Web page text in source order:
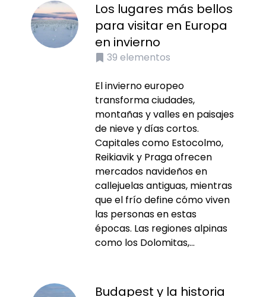
Los lugares más bellos
para visitar en Europa
en invierno
39 elementos
El invierno europeo
transforma ciudades,
montañas y valles en paisajes
de nieve y días cortos.
Capitales como Estocolmo,
Reikiavik y Praga ofrecen
mercados navideños en
callejuelas antiguas, mientras
que el frío define cómo viven
las personas en estas
épocas. Las regiones alpinas
como los Dolomitas,...
Budapest y la historia